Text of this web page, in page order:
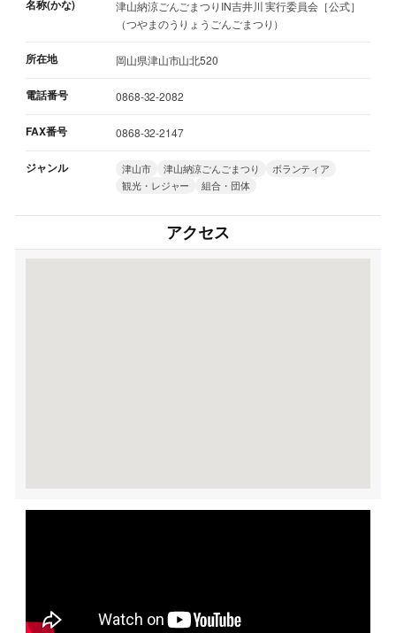
名称(かな)
津山納涼ごんごまつりIN吉井川 実行委員会［公式］
（つやまのうりょうごんごまつり）
所在地 岡山県津山市山北520
電話番号 0868-32-2082
FAX番号 0868-32-2147
ジャンル 津山市 津山納涼ごんごまつり
ボランティア
観光・レジャー
組合・団体
アクセス